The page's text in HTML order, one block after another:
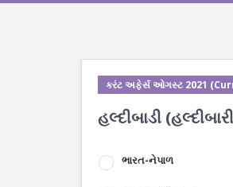
કરંટ અફેર્સ ઓગસ્ટ 2021
હલ્દીબાડી
ભારત-નેપાળ